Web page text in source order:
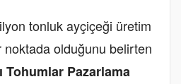
tonluk ayçiçeği üretim
olduğunu belirten
Tohumlar Pazarlama